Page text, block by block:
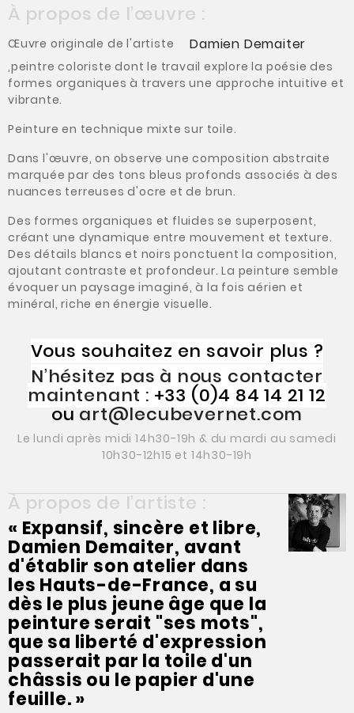
À propos de l’œuvre :
Œuvre originale de l'artiste Damien Demaiter
,peintre coloriste dont le travail explore la poésie des
formes organiques à travers une approche intuitive et
vibrante.
Peinture en technique mixte sur toile.
Dans l'œuvre, on observe une composition abstraite
marquée par des tons bleus profonds associés à des
nuances terreuses d'ocre et de brun.
Des formes organiques et fluides se superposent,
créant une dynamique entre mouvement et texture.
Des détails blancs et noirs ponctuent la composition,
ajoutant contraste et profondeur. La peinture semble
évoquer un paysage imaginé, à la fois aérien et
minéral, riche en énergie visuelle.
Vous souhaitez en savoir plus ?
N’hésitez pas à nous contacter
maintenant : +33 (0)4 84 14 21 12
ou art@lecubevernet.com
Le lundi après midi 14h30-19h & du mardi au samedi
10h30-12h15 et 14h30-19h
À propos de l’artiste :
« Expansif, sincère et libre,
Damien Demaiter, avant
d'établir son atelier dans
les Hauts-de-France, a su
dès le plus jeune âge que la
peinture serait "ses mots",
que sa liberté d'expression
passerait par la toile d'un
châssis ou le papier d'une
feuille. »